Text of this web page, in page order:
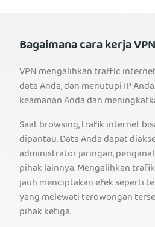
Bagaimana cara kerja
VPN mengalihkan traffic
data Anda, dan menutupi IP
keamanan Anda dan
Saat browsing, trafik internet
dipantau. Data Anda dapat
administrator jaringan,
pihak lainnya. Mengalihkan
jauh menciptakan efek seperti
yang melewati terowongan
pihak ketiga.